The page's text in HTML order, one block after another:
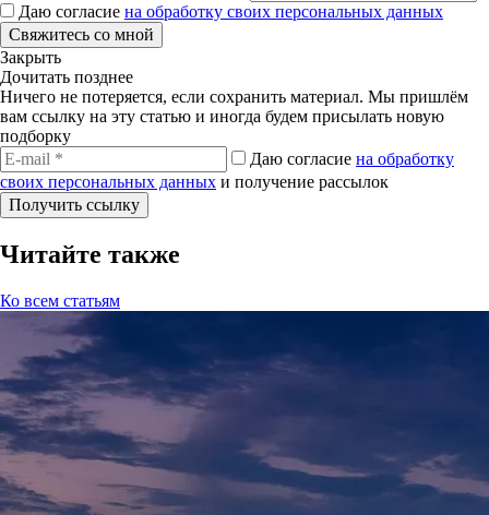
Даю согласие на обработку своих персональных данных
Свяжитесь со мной
Закрыть
Дочитать позднее
Ничего не потеряется, если сохранить материал. Мы пришлём
вам ссылку на эту статью и иногда будем присылать новую
подборку
Даю согласие на обработку
своих персональных данных и получение рассылок
Получить ссылку
Читайте также
Ко всем статьям